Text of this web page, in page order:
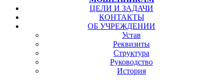
ЦЕЛИ И ЗАДАЧИ
КОНТАКТЫ
ОБ УЧРЕЖДЕНИИ
Устав
Реквизиты
Структура
Руководство
История